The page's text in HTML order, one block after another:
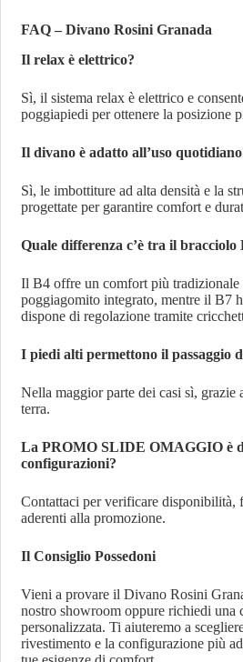
FAQ – Divano Rosini Granada
Il relax è elettrico?
Sì, il sistema relax è elettrico e
poggiapiedi per ottenere la posizione
Il divano è adatto all’uso
Sì, le imbottiture ad alta densità e la
progettate per garantire comfort e
Quale differenza c’è tra il bracciolo
Il B4 offre un comfort più tradizionale
poggiagomito integrato, mentre il B7
dispone di regolazione tramite
I piedi alti permettono il passaggio
Nella maggior parte dei casi sì, grazie
terra.
La PROMO SLIDE OMAGGIO è
configurazioni?
Contattaci per verificare disponibilità,
aderenti alla promozione.
Il Consiglio Possedoni
Vieni a provare il Divano Rosini
nostro showroom oppure richiedi una
personalizzata. Ti aiuteremo a
rivestimento e la configurazione più